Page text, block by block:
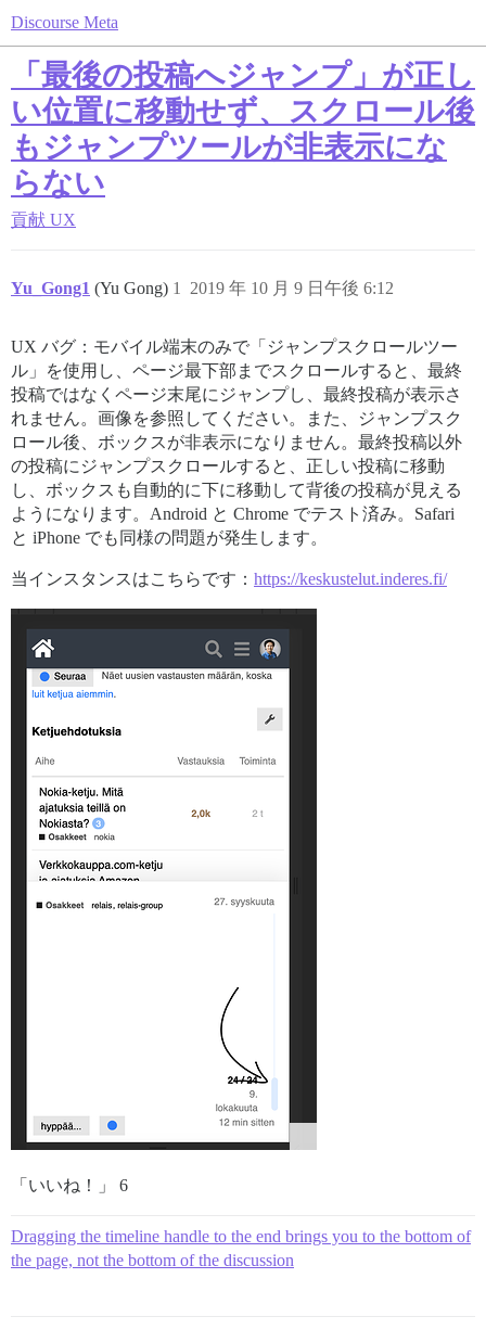
Discourse Meta
「最後の投稿へジャンプ」が正し
い位置に移動せず、スクロール後
もジャンプツールが非表示にな
らない
貢献 UX
Yu_Gong1 (Yu Gong) 2019 年 10 月 9 日午後 6:12
1
UX バグ：モバイル端末のみで「ジャンプスクロールツー
ル」を使用し、ページ最下部までスクロールすると、最終
投稿ではなくページ末尾にジャンプし、最終投稿が表示さ
れません。画像を参照してください。また、ジャンプスク
ロール後、ボックスが非表示になりません。最終投稿以外
の投稿にジャンプスクロールすると、正しい投稿に移動
し、ボックスも自動的に下に移動して背後の投稿が見える
ようになります。Android と Chrome でテスト済み。Safari
と iPhone でも同様の問題が発生します。
当インスタンスはこちらです： https://keskustelut.inderes.fi/
「いいね！」 6
Dragging the timeline handle to the end brings you to the bottom of
the page, not the bottom of the discussion